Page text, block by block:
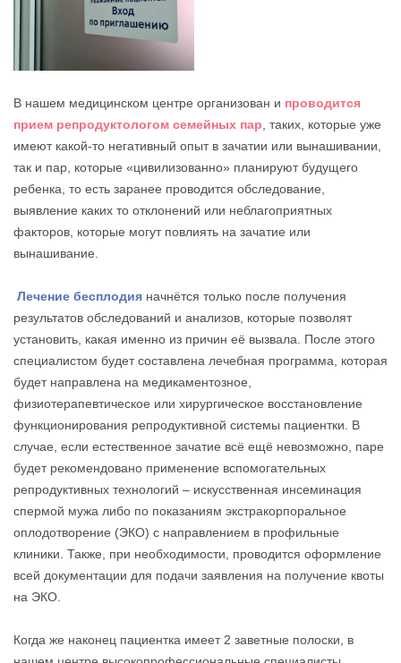
В нашем медицинском центре организован и проводится
прием репродуктологом семейных пар, таких, которые уже
имеют какой-то негативный опыт в зачатии или вынашивании,
так и пар, которые «цивилизованно» планируют будущего
ребенка, то есть заранее проводится обследование,
выявление каких то отклонений или неблагоприятных
факторов, которые могут повлиять на зачатие или
вынашивание.
Лечение бесплодия начнётся только после получения
результатов обследований и анализов, которые позволят
установить, какая именно из причин её вызвала. После этого
специалистом будет составлена лечебная программа, которая
будет направлена на медикаментозное,
физиотерапевтическое или хирургическое восстановление
функционирования репродуктивной системы пациентки. В
случае, если естественное зачатие всё ещё невозможно, паре
будет рекомендовано применение вспомогательных
репродуктивных технологий – искусственная инсеминация
спермой мужа либо по показаниям экстракорпоральное
оплодотворение (ЭКО) с направлением в профильные
клиники. Также, при необходимости, проводится оформление
всей документации для подачи заявления на получение квоты
на ЭКО.
Когда же наконец пациентка имеет 2 заветные полоски, в